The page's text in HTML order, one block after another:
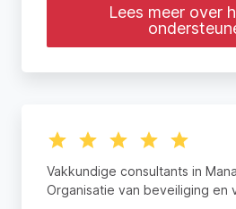
Lees meer over
Vakkundige consultants in
Organisatie van beveiliging en